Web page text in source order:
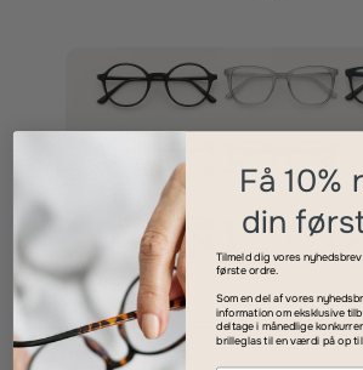
Vælg dit stel
Få 10%
din
Tilmeld dig vores
første ordre.
Som en del af vores
information om eksklusive
deltage i månedlige
brilleglas til en værdi på op til